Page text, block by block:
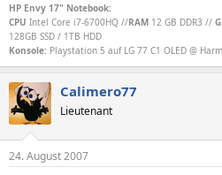
HP Envy 17" Notebook:
CPU Intel Core i7-6700HQ //RAM 12 GB DDR3 //
128GB SSD / 1TB HDD
Konsole: Playstation 5 auf LG 77 C1 OLED @
Calimero77
Lieutenant
24. August 2007